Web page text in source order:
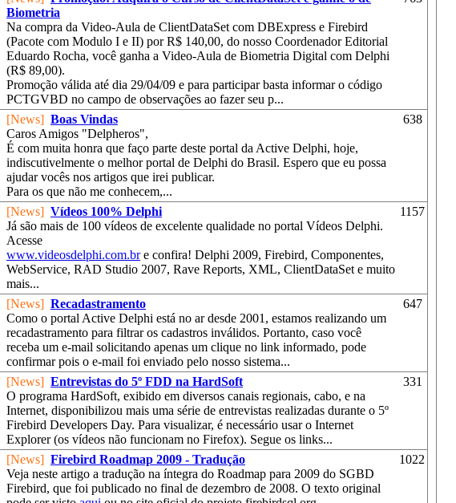
Biometria
Na compra da Video-Aula de ClientDataSet com DBExpress e Firebird
(Pacote com Modulo I e II) por R$ 140,00, do nosso Coordenador Editorial
Eduardo Rocha, você ganha a Video-Aula de Biometria Digital com Delphi
(R$ 89,00).
Promoção válida até dia 29/04/09 e para participar basta informar o código
PCTGVBD no campo de observações ao fazer seu p...
[News] Boas Vindas
Caros Amigos "Delpheros",
É com muita honra que faço parte deste portal da Active Delphi, hoje,
indiscutivelmente o melhor portal de Delphi do Brasil. Espero que eu possa
ajudar vocês nos artigos que irei publicar.
Para os que não me conhecem,...
638
[News] Vídeos 100% Delphi
Já são mais de 100 vídeos de excelente qualidade no portal Vídeos Delphi.
Acesse
www.videosdelphi.com.bre confira! Delphi 2009, Firebird, Componentes,
WebService, RAD Studio 2007, Rave Reports, XML, ClientDataSet e muito
mais...
1157
[News] Recadastramento
Como o portal Active Delphi está no ar desde 2001, estamos realizando um
recadastramento para filtrar os cadastros inválidos. Portanto, caso você
receba um e-mail solicitando apenas um clique no link informado, pode
confirmar pois o e-mail foi enviado pelo nosso sistema...
647
[News] Entrevistas do 5º FDD na HardSoft
O programa HardSoft, exibido em diversos canais regionais, cabo, e na
Internet, disponibilizou mais uma série de entrevistas realizadas durante o 5º
Firebird Developers Day. Para visualizar, é necessário usar o Internet
Explorer (os vídeos não funcionam no Firefox). Segue os links...
331
[News] Firebird Roadmap 2009 - Tradução
Veja neste artigo a tradução na íntegra do Roadmap para 2009 do SGBD
Firebird, que foi publicado no final de dezembro de 2008. O texto original
1022